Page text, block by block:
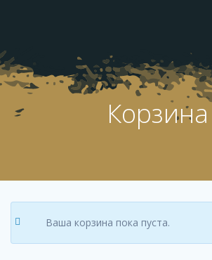
Корзина
Ваша корзина пока пуста.